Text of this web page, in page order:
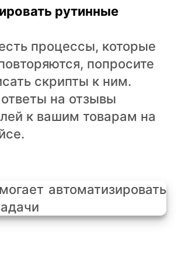
рутинные
процессы, которые
попросите
скрипты к ним.
на отзывы
к вашим товарам на